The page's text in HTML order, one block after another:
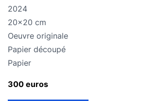
Année de réalisation
2024
Dimensions
20x20 cm
Oeuvre originale
Oeuvre originale
Technique
Papier découpé
Technique
Papier
300 euros